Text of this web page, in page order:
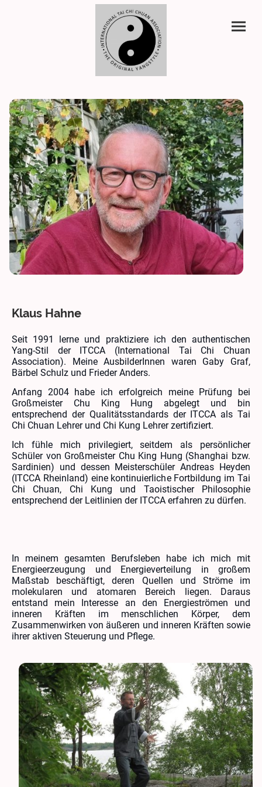
Klaus Hahne
Seit 1991 lerne und praktiziere ich den authentischen
Yang-Stil der ITCCA (International Tai Chi Chuan
Association). Meine AusbilderInnen waren Gaby Graf,
Bärbel Schulz und Frieder Anders.
Anfang 2004 habe ich erfolgreich meine Prüfung bei
Großmeister Chu King Hung abgelegt und bin
entsprechend der Qualitätsstandards der ITCCA als Tai
Chi Chuan Lehrer und Chi Kung Lehrer zertifiziert.
Ich fühle mich privilegiert, seitdem als persönlicher
Schüler von Großmeister Chu King Hung (Shanghai bzw.
Sardinien) und dessen Meisterschüler Andreas Heyden
(ITCCA Rheinland) eine kontinuierliche Fortbildung im Tai
Chi Chuan, Chi Kung und Taoistischer Philosophie
entsprechend der Leitlinien der ITCCA erfahren zu dürfen.
In meinem gesamten Berufsleben habe ich mich mit
Energieerzeugung und Energieverteilung in großem
Maßstab beschäftigt, deren Quellen und Ströme im
molekularen und atomaren Bereich liegen. Daraus
entstand mein Interesse an den Energieströmen und
inneren Kräften im menschlichen Körper, dem
Zusammenwirken von äußeren und inneren Kräften sowie
ihrer aktiven Steuerung und Pflege.